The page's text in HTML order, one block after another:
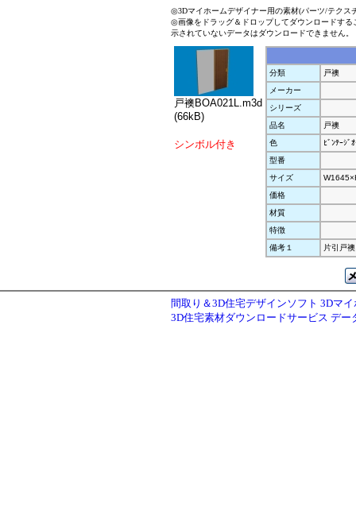
◎3Dマイホームデザイナー用の素材(パーツ/テクス
◎画像をドラッグ＆ドロップしてダウンロードす
示されていないデータはダウンロードできません。
戸襖BOA021L.m3d
(66kB)
シンボル付き
分類
戸襖
メーカー
シリーズ
品名
戸襖
色
ﾋﾞﾝﾃｰｼﾞ
型番
サイズ
価格
材質
特徴
備考１
片引戸襖
間取り＆3D住宅デザインソフト 3Dマ
3D住宅素材ダウンロードサービス デー